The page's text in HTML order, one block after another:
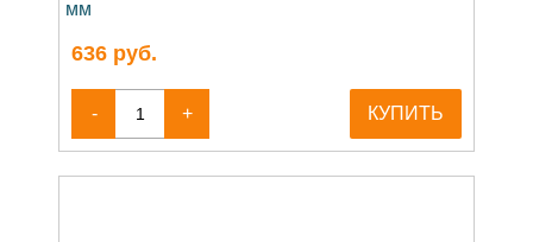
мм
636 руб.
- + КУПИТЬ